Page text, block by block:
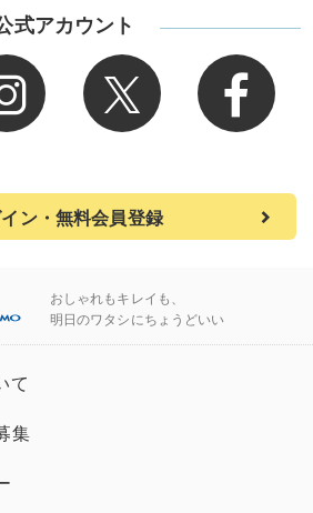
式アカウント
イン・無料会員登録
おしゃれもキレイも、
明日のワタシにちょうどいい
て
集